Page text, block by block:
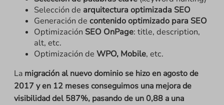
Selección de arquitectura optimizada SEO
Generación de contenido optimizado para SEO
Optimización SEO OnPage: title, description,
alt, etc.
Optimización de WPO, Mobile, etc.
La migración al nuevo dominio se hizo en agosto de
2017 y en 12 meses conseguimos una mejora de
visibilidad del 587%, pasando de un 0,88 a una